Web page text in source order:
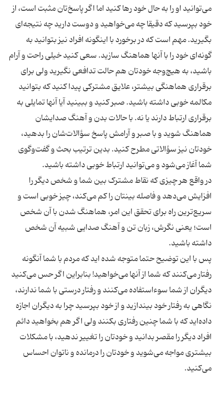
می‌توانید او را به حال خود رها کنید اما اگر پاسخ‌تان مثبت است، از
خود بپرسید که دقیقا چه می‌خواهید و دوست دارید چه نتیجه‌ای
بگیرید. مهم است که در برخورد با اینگونه افراد نیز بتوانید به
گونه‌ای خود را با آنها هماهنگ سازید. سعی کنید خیلی راحت و آرام
باشید، به هیچ‌وجه خودتان هم حالت تدافعی نگیرید ولی برای
برقراری هماهنگی بیشتر، علایق مشترکی پیدا کنید که بتوانید
مکالمه خوبی داشته باشید. صبر کنید و ببینید آیا آنها تمایلی به
برقراری ارتباط دارند یا نه. با حالات بدن و آهنگ صدایشان
هماهنگ شوید و با صبر و آرامش پاسخ سؤالات‌شان را بدهید،
خودتان نیز سؤالاتی مطرح کنید. بدین ترتیب بحث و گفت‌وگوی
در واقع هر چیزی که نقاط مشترک بین شما و شخص دیگر را
افزایش می‌دهد و فاصله بینتان را کم می‌کند، چیز خوبی است و
سریع‌ترین راه برای تحقق این امر، هماهنگ شدن با آن شخص
است؛ یعنی نگرش، زبان تن و آهنگ صدایی شبیه آن شخص
پس با این توضیح حتما متوجه شده اید که مردم با شما آنگونه
رفتار می‌کنند که شما از آنها می‌خواهید! بنابراین اگر حس می‌کنید
دیگران از شما سوء‌استفاده می‌کنند و رفتار درستی با شما ندارند،
نگاهی به رفتار خود بیندازید و از خود بپرسید چرا به دیگران اجازه
داده‌اید که با شما چنین رفتاری بکنند ولی اگر هم بخواهید دائم
افراد دیگر را مقصر بدانید و خودتان را تغییر ندهید، با مشکلات
بیشتری مواجه می‌شوید و خودتان را درمانده و ناتوان احساس